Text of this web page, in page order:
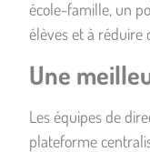
école-famille, un
élèves et à réduire
Une
Les équipes de
plateforme